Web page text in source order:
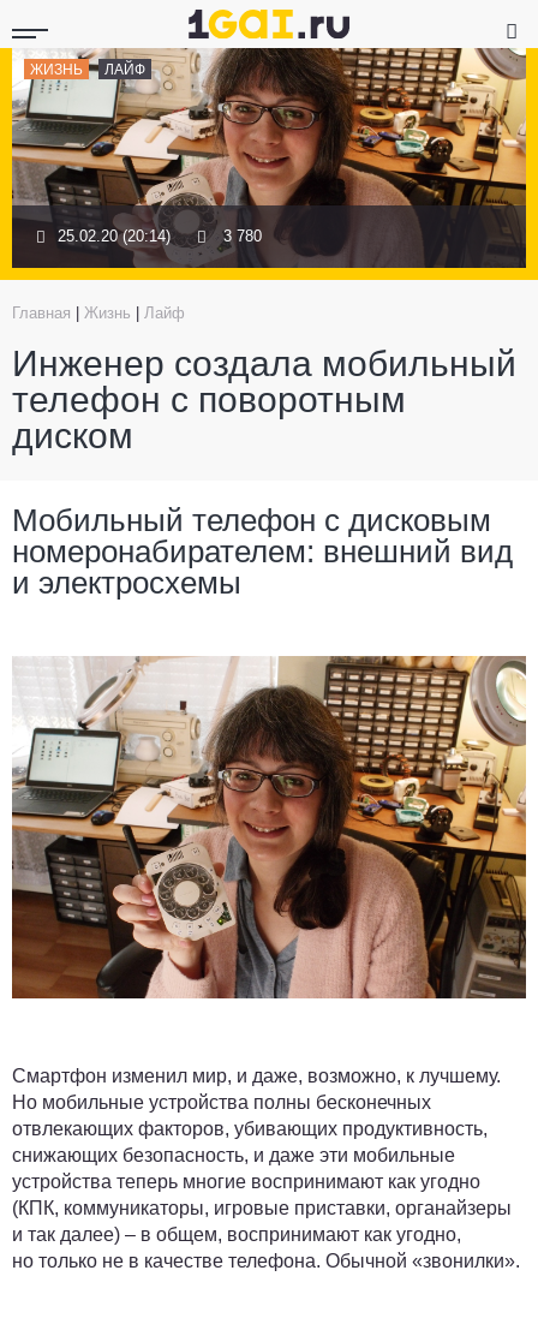
ЖИЗНЬ ЛАЙФ
25.02.20 (20:14) 3 780
Главная Жизнь Лайф
Инженер создала мобильный
телефон с поворотным
диском
Мобильный телефон с дисковым
номеронабирателем: внешний вид
и электросхемы
Смартфон изменил мир, и даже, возможно, к лучшему.
Но мобильные устройства полны бесконечных
отвлекающих факторов, убивающих продуктивность,
снижающих безопасность, и даже эти мобильные
устройства теперь многие воспринимают как угодно
(КПК, коммуникаторы, игровые приставки, органайзеры
и так далее) – в общем, воспринимают как угодно,
но только не в качестве телефона. Обычной «звонилки».